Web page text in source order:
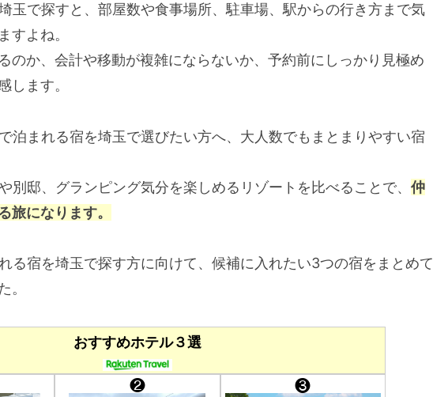
玉で探すと、部屋数や食事場所、駐車場、駅からの行き方まで気
すよね。
のか、会計や移動が複雑にならないか、予約前にしっかり見極め
します。
泊まれる宿を埼玉で選びたい方へ、大人数でもまとまりやすい宿
別邸、グランピング気分を楽しめるリゾートを比べることで、 仲
旅になります。
る宿を埼玉で探す方に向けて、候補に入れたい3つの宿をまとめて
。
おすすめホテル３選
❷ ❸